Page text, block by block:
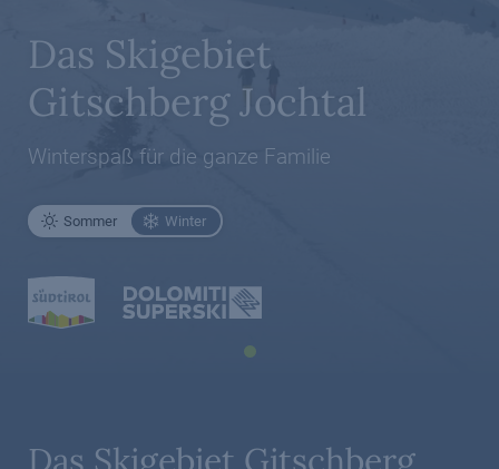
Das Skigebiet
Gitschberg Jochtal
Winterspaß für die ganze Familie
Sommer Winter
Das Skigebiet Gitschberg